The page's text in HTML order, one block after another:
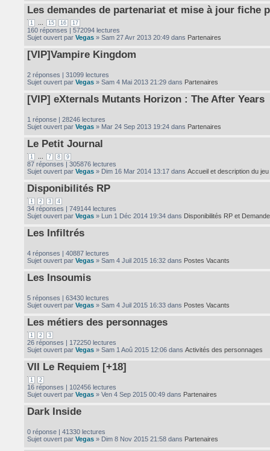
Les demandes de partenariat et mise à jour fiche
1 15 16 17
160 réponses | 572094 lectures
Sujet ouvert par Vegas » Sam 27 Avr 2013 20:49 dans Partenaires
[VIP]Vampire Kingdom
2 réponses | 31099 lectures
Sujet ouvert par Vegas » Sam 4 Mai 2013 21:29 dans Partenaires
[VIP] eXternals Mutants Horizon : The After Years
1 réponse | 28246 lectures
Sujet ouvert par Vegas » Mar 24 Sep 2013 19:24 dans Partenaires
Le Petit Journal
1 7 8 9
87 réponses | 305876 lectures
Sujet ouvert par Vegas » Dim 16 Mar 2014 13:17 dans Accueil et description du jeu
Disponibilités RP
1 2 3 4
34 réponses | 749144 lectures
Sujet ouvert par Vegas » Lun 1 Déc 2014 19:34 dans Disponibilités RP et
Les Infiltrés
4 réponses | 40887 lectures
Sujet ouvert par Vegas » Sam 4 Juil 2015 16:32 dans Postes Vacants
Les Insoumis
5 réponses | 63430 lectures
Sujet ouvert par Vegas » Sam 4 Juil 2015 16:33 dans Postes Vacants
Les métiers des personnages
1 2 3
26 réponses | 172250 lectures
Sujet ouvert par Vegas » Sam 1 Aoû 2015 12:06 dans Activités des personnages
VII Le Requiem [+18]
1 2
16 réponses | 102456 lectures
Sujet ouvert par Vegas » Ven 4 Sep 2015 00:49 dans Partenaires
Dark Inside
0 réponse | 41330 lectures
Sujet ouvert par Vegas » Dim 8 Nov 2015 21:58 dans Partenaires